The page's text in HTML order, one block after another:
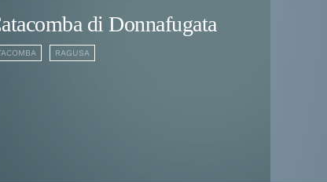
di Donnafugata
RAGUSA